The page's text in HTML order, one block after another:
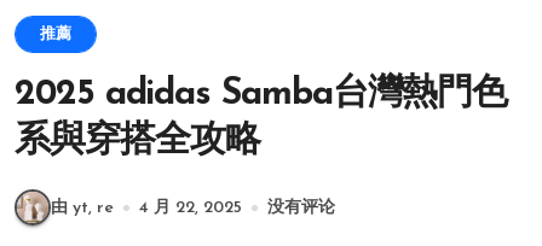
推薦
2025 adidas Samba台灣熱門色
系與穿搭全攻略
由 yt, re 4 月 22, 2025 没有评论